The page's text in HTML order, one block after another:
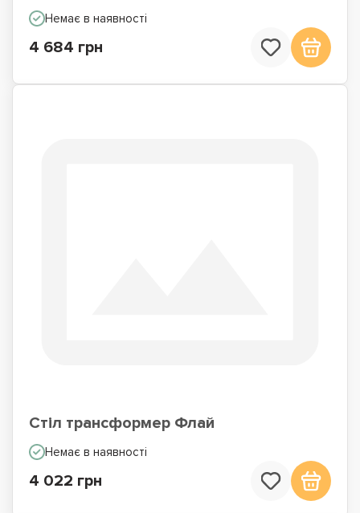
Немає в наявності
4 684 грн
Стіл трансформер Флай
Немає в наявності
4 022 грн